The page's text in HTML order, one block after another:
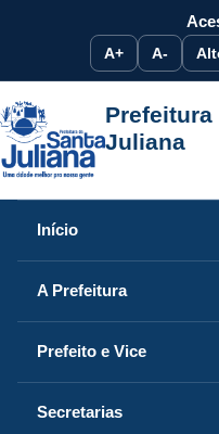
A+ A-
Juliana
Início
A Prefeitura
Prefeito e Vice
Secretarias